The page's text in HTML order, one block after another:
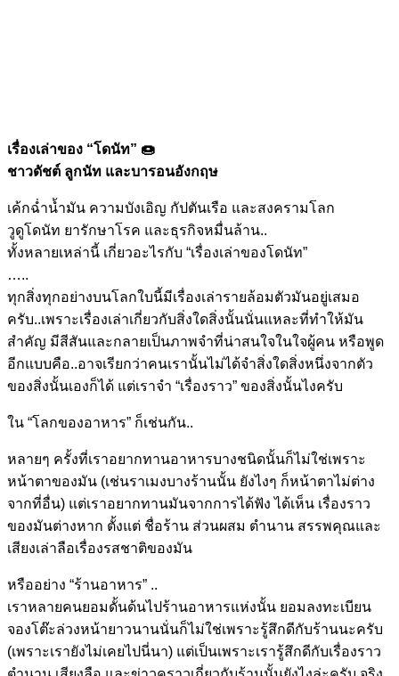
เรื่องเล่าของ “โดนัท” 🍩
ชาวดัชต์ ลูกนัท และบารอนอังกฤษ
เค้กฉ่ำน้ำมัน ความบังเอิญ กัปตันเรือ และสงครามโลก
วูดูโดนัท ยารักษาโรค และธุรกิจหมื่นล้าน..
ทั้งหลายเหล่านี้ เกี่ยวอะไรกับ “เรื่องเล่าของโดนัท”
…..
ทุกสิ่งทุกอย่างบนโลกใบนี้มีเรื่องเล่ารายล้อมตัวมันอยู่เสมอ
ครับ..เพราะเรื่องเล่าเกี่ยวกับสิ่งใดสิ่งนั้นนั่นแหละที่ทำให้มัน
สำคัญ มีสีสันและกลายเป็นภาพจำที่น่าสนใจในใจผู้คน หรือพูด
อีกแบบคือ..อาจเรียกว่าคนเรานั้นไม่ได้จำสิ่งใดสิ่งหนึ่งจากตัว
ของสิ่งนั้นเองก็ได้ แต่เราจำ “เรื่องราว” ของสิ่งนั้นไงครับ
ใน “โลกของอาหาร” ก็เช่นกัน..
หลายๆ ครั้งที่เราอยากทานอาหารบางชนิดนั้นก็ไม่ใช่เพราะ
หน้าตาของมัน (เช่นราเมงบางร้านนั้น ยังไงๆ ก็หน้าตาไม่ต่าง
จากที่อื่น) แต่เราอยากทานมันจากการได้ฟัง ได้เห็น เรื่องราว
ของมันต่างหาก ตั้งแต่ ชื่อร้าน ส่วนผสม ตำนาน สรรพคุณและ
เสียงเล่าลือเรื่องรสชาติของมัน
หรืออย่าง “ร้านอาหาร” ..
เราหลายคนยอมดั้นด้นไปร้านอาหารแห่งนั้น ยอมลงทะเบียน
จองโต๊ะล่วงหน้ายาวนานนั่นก็ไม่ใช่เพราะรู้สึกดีกับร้านนะครับ
(เพราะเรายังไม่เคยไปนี่นา) แต่เป็นเพราะเรารู้สึกดีกับเรื่องราว